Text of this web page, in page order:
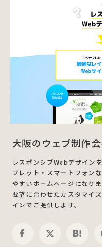
大阪のウェブ制作
レスポンシブWebデザイン
ブレット・スマートフォン
やすいホームページになり
要望に合わせたカスタマイ
インでご提供します。